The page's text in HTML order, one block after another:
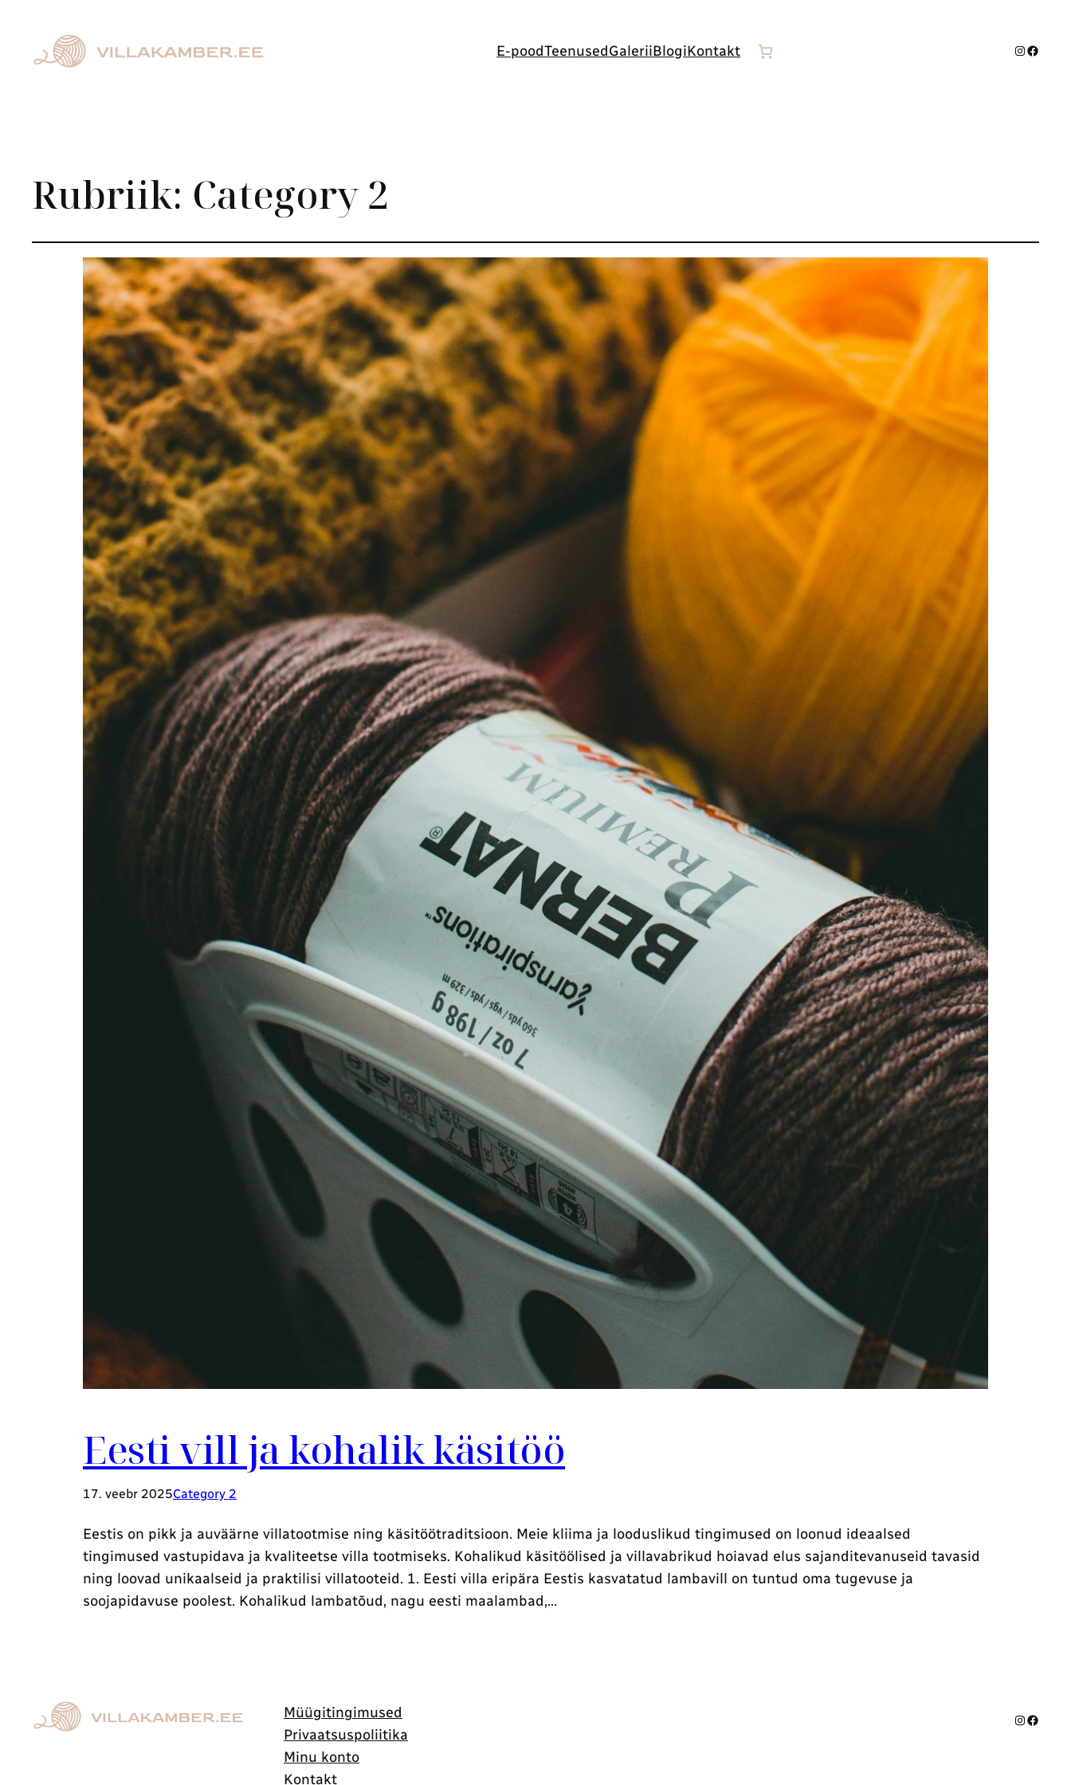
E-poodTeenusedGaleriiBlogiKontakt
Rubriik: Category 2
Eesti vill ja kohalik käsitöö
17. veebr 2025Category 2
Eestis on pikk ja auväärne villatootmise ning käsitöötraditsioon. Meie kliima ja looduslikud tingimused on loonud ideaalsed
tingimused vastupidava ja kvaliteetse villa tootmiseks. Kohalikud käsitöölised ja villavabrikud hoiavad elus sajanditevanuseid tavasid
ning loovad unikaalseid ja praktilisi villatooteid. 1. Eesti villa eripära Eestis kasvatatud lambavill on tuntud oma tugevuse ja
soojapidavuse poolest. Kohalikud lambatõud, nagu eesti maalambad,…
Müügitingimused
Privaatsuspoliitika
Minu konto
Kontakt
Instagram Facebook